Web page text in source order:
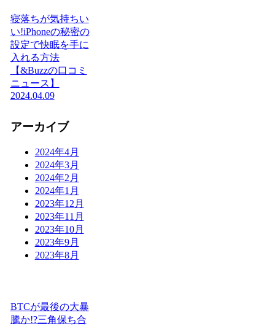
寝落ちが気持ちい
い!iPhoneの秘密の
設定で快眠を手に
入れる方法
【&Buzzの口コミ
ニュース】
2024.04.09
アーカイブ
2024年4月
2024年3月
2024年2月
2024年1月
2023年12月
2023年11月
2023年10月
2023年9月
2023年8月
BTCが最後の大暴
騰か!?三角保ち合